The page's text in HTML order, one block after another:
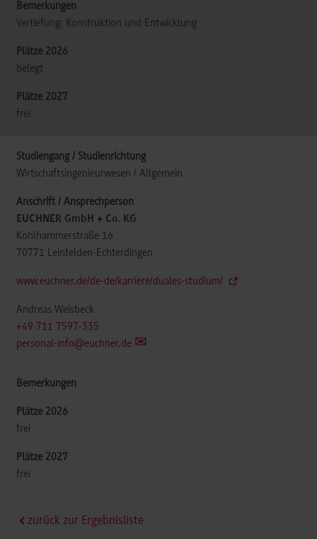
Vertiefung: Konstruktion und Entwicklung
belegt
frei
Wirtschaftsingenieurwesen / Allgemein
EUCHNER GmbH + Co. KG
Kohlhammerstraße 16
70771 Leinfelden-Echterdingen
www.euchner.de/de-de/karriere/duales-studium/
Andreas Weisbeck
+49 711 7597-335
personal-info@euchner.de
frei
frei
zurück zur Ergebnisliste